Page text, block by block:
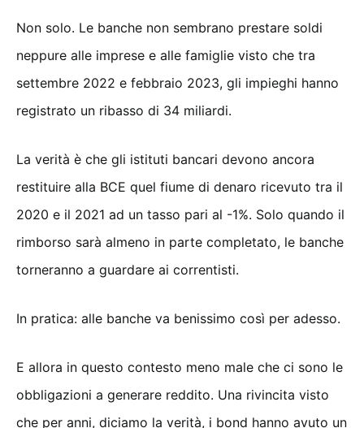
Non solo. Le banche non sembrano prestare soldi
neppure alle imprese e alle famiglie visto che tra
settembre 2022 e febbraio 2023, gli impieghi hanno
registrato un ribasso di 34 miliardi.
La verità è che gli istituti bancari devono ancora
restituire alla BCE quel fiume di denaro ricevuto tra il
2020 e il 2021 ad un tasso pari al -1%. Solo quando il
rimborso sarà almeno in parte completato, le banche
torneranno a guardare ai correntisti.
In pratica: alle banche va benissimo così per adesso.
E allora in questo contesto meno male che ci sono le
obbligazioni a generare reddito. Una rivincita visto
che per anni, diciamo la verità, i bond hanno avuto un